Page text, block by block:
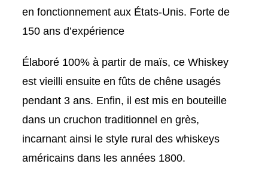
en fonctionnement aux États-Unis. Forte de
150 ans d’expérience
Élaboré 100% à partir de maïs, ce Whiskey
est vieilli ensuite en fûts de chêne usagés
pendant 3 ans. Enfin, il est mis en bouteille
dans un cruchon traditionnel en grès,
incarnant ainsi le style rural des whiskeys
américains dans les années 1800.